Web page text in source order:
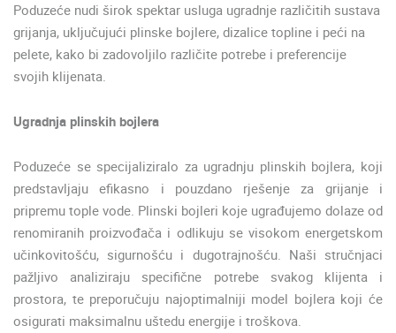
Poduzeće nudi širok spektar usluga ugradnje različitih sustava
grijanja, uključujući plinske bojlere, dizalice topline i peći na
pelete, kako bi zadovoljilo različite potrebe i preferencije
svojih klijenata.
Ugradnja plinskih bojlera
Poduzeće se specijaliziralo za ugradnju plinskih bojlera, koji
predstavljaju efikasno i pouzdano rješenje za grijanje i
pripremu tople vode. Plinski bojleri koje ugrađujemo dolaze od
renomiranih proizvođača i odlikuju se visokom energetskom
učinkovitošću, sigurnošću i dugotrajnošću. Naši stručnjaci
pažljivo analiziraju specifične potrebe svakog klijenta i
prostora, te preporučuju najoptimalniji model bojlera koji će
osigurati maksimalnu uštedu energije i troškova.